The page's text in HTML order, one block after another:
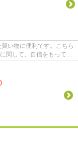
い物に便利です。こちら
関して、自信をもって情